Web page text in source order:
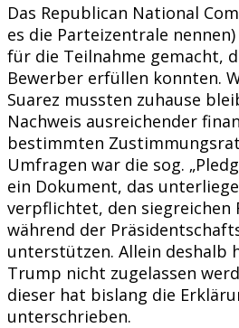
Das Republican National
es die Parteizentrale
für die Teilnahme gemacht,
Bewerber erfüllen konnten.
Suarez mussten zuhause
Nachweis ausreichender
bestimmten
Umfragen war die sog.
ein Dokument, das
verpflichtet, den siegreichen
während der
unterstützen. Allein deshalb
Trump nicht zugelassen
dieser hat bislang die
unterschrieben.